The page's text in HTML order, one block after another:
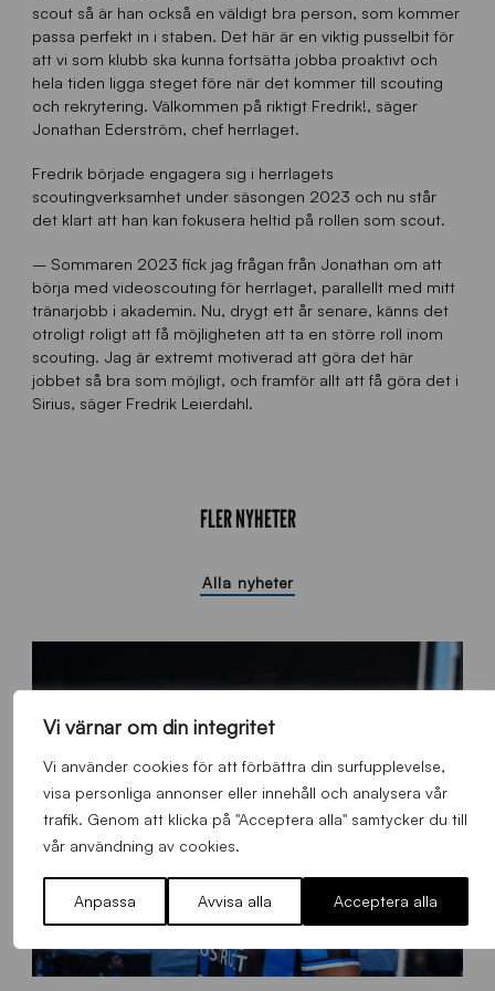
Vi värnar om din integritet
Vi använder cookies för att förbättra din surfupplevelse,
visa personliga annonser eller innehåll och analysera vår
trafik. Genom att klicka på "Acceptera alla" samtycker du till
vår användning av cookies.
Anpassa Avvisa alla Acceptera alla
scout så är han också en väldigt bra person, som kommer
passa perfekt in i staben. Det här är en viktig pusselbit för
att vi som klubb ska kunna fortsätta jobba proaktivt och
hela tiden ligga steget före när det kommer till scouting
och rekrytering. Välkommen på riktigt Fredrik!, säger
Jonathan Ederström, chef herrlaget.
Fredrik började engagera sig i herrlagets
scoutingverksamhet under säsongen 2023 och nu står
det klart att han kan fokusera heltid på rollen som scout.
– Sommaren 2023 fick jag frågan från Jonathan om att
börja med videoscouting för herrlaget, parallellt med mitt
tränarjobb i akademin. Nu, drygt ett år senare, känns det
otroligt roligt att få möjligheten att ta en större roll inom
scouting. Jag är extremt motiverad att göra det här
jobbet så bra som möjligt, och framför allt att få göra det i
Sirius, säger Fredrik Leierdahl.
FLER NYHETER
Alla nyheter